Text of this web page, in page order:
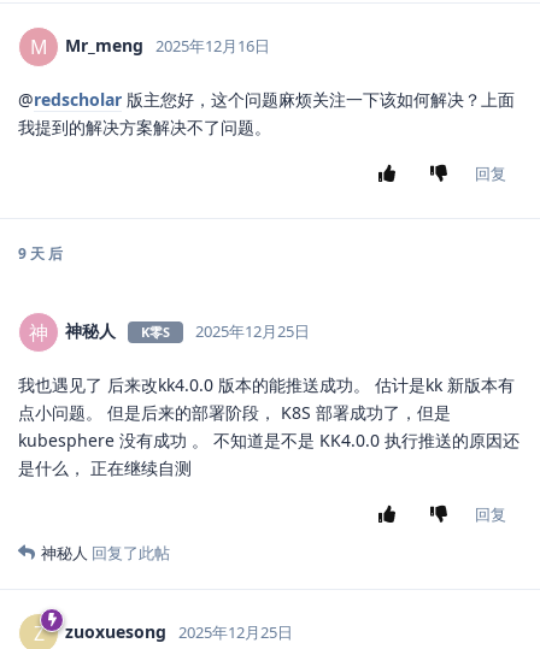
M Mr_meng 2025年12月16日
@redscholar 版主您好，这个问题麻烦关注一下该如何解决？上面
我提到的解决方案解决不了问题。
回复
9 天 后
神 神秘人 K零S 2025年12月25日
我也遇见了 后来改kk4.0.0 版本的能推送成功。 估计是kk 新版本有
点小问题。 但是后来的部署阶段， K8S 部署成功了，但是
kubesphere 没有成功 。 不知道是不是 KK4.0.0 执行推送的原因还
是什么， 正在继续自测
回复
神秘人 回复了此帖
Z zuoxuesong 2025年12月25日